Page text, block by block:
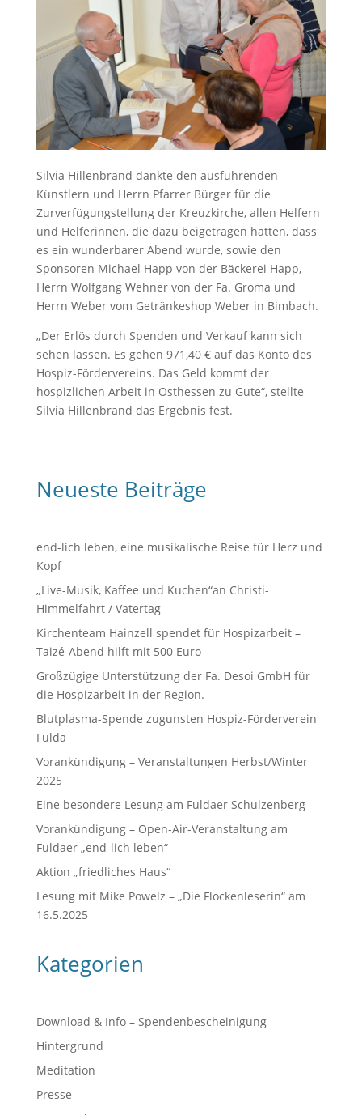
Silvia Hillenbrand dankte den ausführenden
Künstlern und Herrn Pfarrer Bürger für die
Zurverfügungstellung der Kreuzkirche, allen Helfern
und Helferinnen, die dazu beigetragen hatten, dass
es ein wunderbarer Abend wurde, sowie den
Sponsoren Michael Happ von der Bäckerei Happ,
Herrn Wolfgang Wehner von der Fa. Groma und
Herrn Weber vom Getränkeshop Weber in Bimbach.
„Der Erlös durch Spenden und Verkauf kann sich
sehen lassen. Es gehen 971,40 € auf das Konto des
Hospiz-Fördervereins. Das Geld kommt der
hospizlichen Arbeit in Osthessen zu Gute“, stellte
Silvia Hillenbrand das Ergebnis fest.
Neueste Beiträge
end-lich leben, eine musikalische Reise für Herz und
Kopf
„Live-Musik, Kaffee und Kuchen“an Christi-
Himmelfahrt / Vatertag
Kirchenteam Hainzell spendet für Hospizarbeit –
Taizé-Abend hilft mit 500 Euro
Großzügige Unterstützung der Fa. Desoi GmbH für
die Hospizarbeit in der Region.
Blutplasma-Spende zugunsten Hospiz-Förderverein
Fulda
Vorankündigung – Veranstaltungen Herbst/Winter
2025
Eine besondere Lesung am Fuldaer Schulzenberg
Vorankündigung – Open-Air-Veranstaltung am
Fuldaer „end-lich leben“
Aktion „friedliches Haus“
Lesung mit Mike Powelz – „Die Flockenleserin“ am
16.5.2025
Kategorien
Download & Info – Spendenbescheinigung
Hintergrund
Meditation
Presse